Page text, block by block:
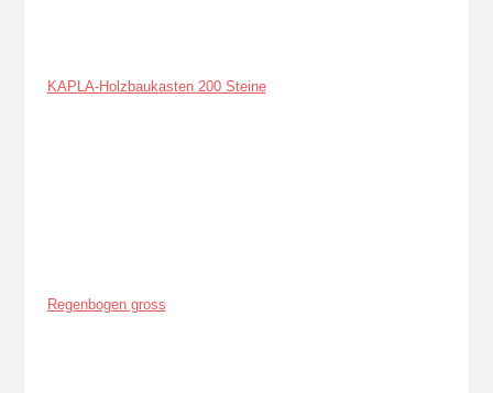
KAPLA-Holzbaukasten 200 Steine
Regenbogen gross